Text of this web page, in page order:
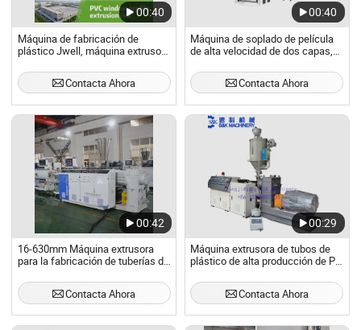
00:40
Máquina de fabricación de
plástico Jwell, máquina extrusora
automática de plástico, extrusora
de perfil de ventana de PVC,
Contacta Ahora
00:40
Máquina de soplado de película
de alta velocidad de dos capas,
soplado de película ABA
Contacta Ahora
00:42
16-630mm Máquina extrusora
para la fabricación de tuberías de
de doble tornillo
Contacta Ahora
00:29
Máquina extrusora de tubos de
plástico de alta producción de PP
Contacta Ahora